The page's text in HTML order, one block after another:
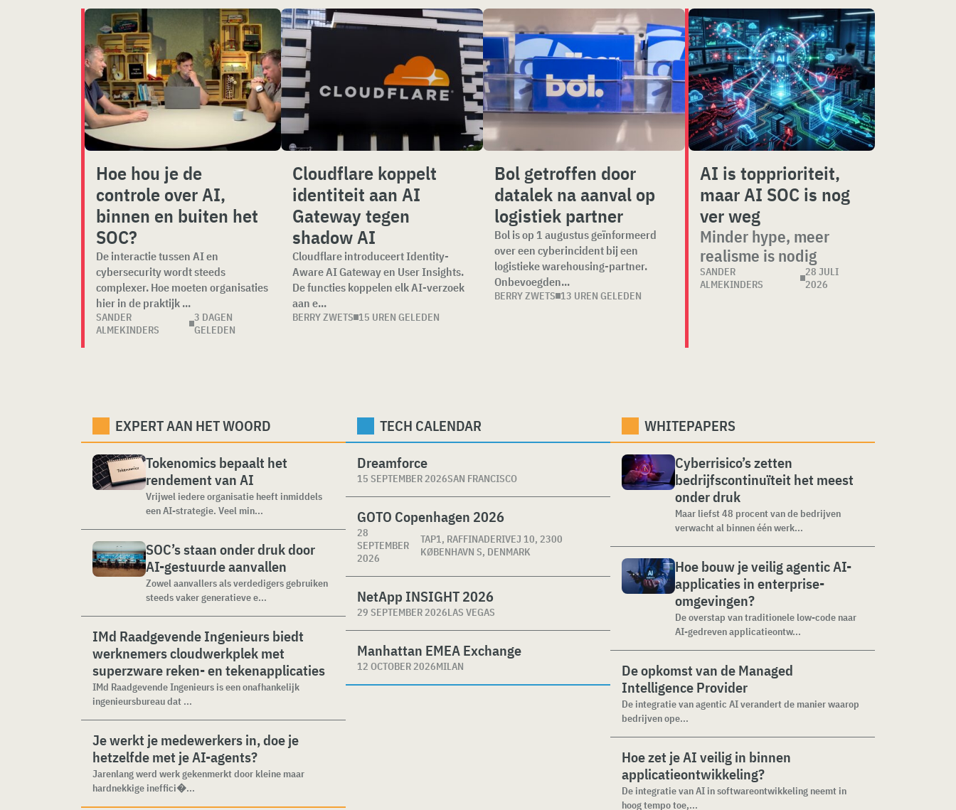
Hoe hou je de
controle over AI,
binnen en buiten het
SOC?
De interactie tussen AI en
cybersecurity wordt steeds
complexer. Hoe moeten organisaties
hier in de praktijk ...
SANDER
ALMEKINDERS
3 DAGEN
GELEDEN
Cloudflare koppelt
identiteit aan AI
Gateway tegen
shadow AI
Cloudflare introduceert Identity-
Aware AI Gateway en User Insights.
De functies koppelen elk AI-verzoek
aan e...
BERRY ZWETS 15 UREN GELEDEN
Bol getroffen door
datalek na aanval op
logistiek partner
Bol is op 1 augustus geïnformeerd
over een cyberincident bij een
logistieke warehousing-partner.
Onbevoegden...
BERRY ZWETS 13 UREN GELEDEN
AI is topprioriteit,
maar AI SOC is nog
ver weg
Minder hype, meer
realisme is nodig
SANDER
ALMEKINDERS
28 JULI
2026
EXPERT AAN HET WOORD
Tokenomics bepaalt het
rendement van AI
Vrijwel iedere organisatie heeft inmiddels
een AI-strategie. Veel min...
SOC’s staan onder druk door
AI-gestuurde aanvallen
Zowel aanvallers als verdedigers gebruiken
steeds vaker generatieve e...
IMd Raadgevende Ingenieurs biedt
werknemers cloudwerkplek met
superzware reken- en tekenapplicaties
IMd Raadgevende Ingenieurs is een onafhankelijk
ingenieursbureau dat ...
Je werkt je medewerkers in, doe je
hetzelfde met je AI-agents?
Jarenlang werd werk gekenmerkt door kleine maar
hardnekkige ineffici�...
TECH CALENDAR
Dreamforce
15 SEPTEMBER 2026SAN FRANCISCO
GOTO Copenhagen 2026
28
SEPTEMBER
2026
TAP1, RAFFINADERIVEJ 10, 2300
KØBENHAVN S, DENMARK
NetApp INSIGHT 2026
29 SEPTEMBER 2026LAS VEGAS
Manhattan EMEA Exchange
12 OCTOBER 2026MILAN
WHITEPAPERS
Cyberrisico’s zetten
bedrijfscontinuïteit het meest
onder druk
Maar liefst 48 procent van de bedrijven
verwacht al binnen één werk...
Hoe bouw je veilig agentic AI-
applicaties in enterprise-
omgevingen?
De overstap van traditionele low-code naar
AI-gedreven applicatieontw...
De opkomst van de Managed
Intelligence Provider
De integratie van agentic AI verandert de manier waarop
bedrijven ope...
Hoe zet je AI veilig in binnen
applicatieontwikkeling?
De integratie van AI in softwareontwikkeling neemt in
hoog tempo toe,...